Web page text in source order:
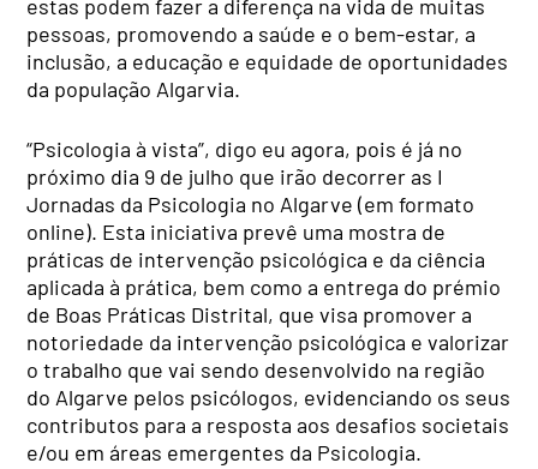
estas podem fazer a diferença na vida de muitas
pessoas, promovendo a saúde e o bem-estar, a
inclusão, a educação e equidade de oportunidades
da população Algarvia.
“Psicologia à vista”, digo eu agora, pois é já no
próximo dia 9 de julho que irão decorrer as I
Jornadas da Psicologia no Algarve (em formato
online). Esta iniciativa prevê uma mostra de
práticas de intervenção psicológica e da ciência
aplicada à prática, bem como a entrega do prémio
de Boas Práticas Distrital, que visa promover a
notoriedade da intervenção psicológica e valorizar
o trabalho que vai sendo desenvolvido na região
do Algarve pelos psicólogos, evidenciando os seus
contributos para a resposta aos desafios societais
e/ou em áreas emergentes da Psicologia.